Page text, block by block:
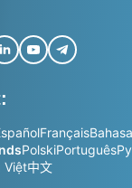
Français
PolskiPortuguês
Việt中文